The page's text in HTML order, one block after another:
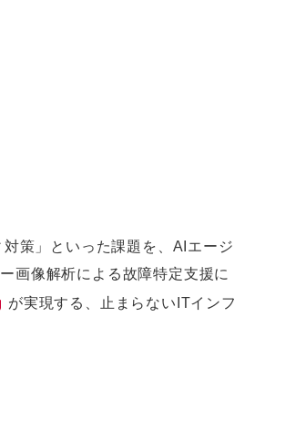
策」といった課題を、AIエージ
画像解析による故障特定支援に
が実現する、止まらないITインフ